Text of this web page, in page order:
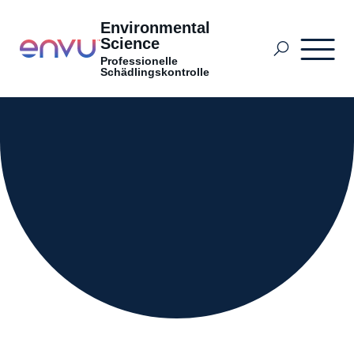
Environmental
Science
Professionelle
Schädlingskontrolle
Innovation hinter den Kulissen mit Monika
Ballmann